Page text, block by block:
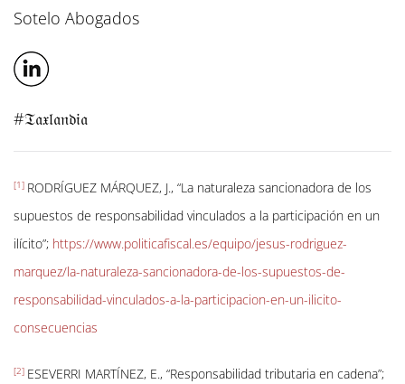
Sotelo Abogados
#𝔗𝔞𝔵𝔩𝔞𝔫𝔡𝔦𝔞
[1] RODRÍGUEZ MÁRQUEZ, J., “La naturaleza sancionadora de los
supuestos de responsabilidad vinculados a la participación en un
ilícito”; https://www.politicafiscal.es/equipo/jesus-rodriguez-
marquez/la-naturaleza-sancionadora-de-los-supuestos-de-
responsabilidad-vinculados-a-la-participacion-en-un-ilicito-
consecuencias
[2] ESEVERRI MARTÍNEZ, E., “Responsabilidad tributaria en cadena”;